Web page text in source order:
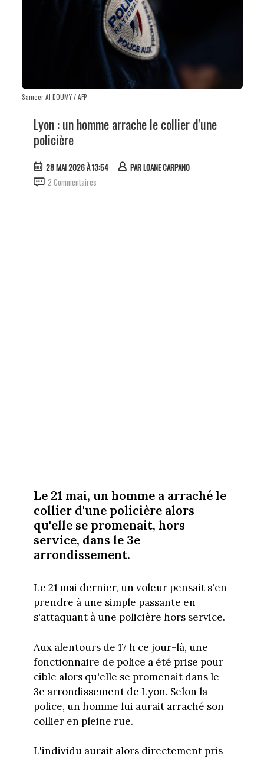
Sameer Al-DOUMY / AFP
Lyon : un homme arrache le collier d'une
policière
28 MAI 2026 À 13:54 PARLOANE CARPANO
2 Commentaires
Le 21 mai, un homme a arraché le
collier d'une policière alors
qu'elle se promenait, hors
service, dans le 3e
arrondissement.
Le 21 mai dernier, un voleur pensait s'en
prendre à une simple passante en
s'attaquant à une policière hors service.
Aux alentours de 17 h ce jour-là, une
fonctionnaire de police a été prise pour
cible alors qu'elle se promenait dans le
3e arrondissement de Lyon. Selon la
police, un homme lui aurait arraché son
collier en pleine rue.
L'individu aurait alors directement pris